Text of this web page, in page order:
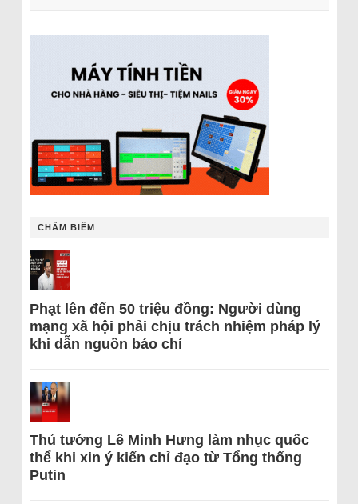
CHÂM BIẾM
Phạt lên đến 50 triệu đồng: Người dùng
mạng xã hội phải chịu trách nhiệm pháp lý
khi dẫn nguồn báo chí
Thủ tướng Lê Minh Hưng làm nhục quốc
thể khi xin ý kiến chỉ đạo từ Tổng thống
Putin